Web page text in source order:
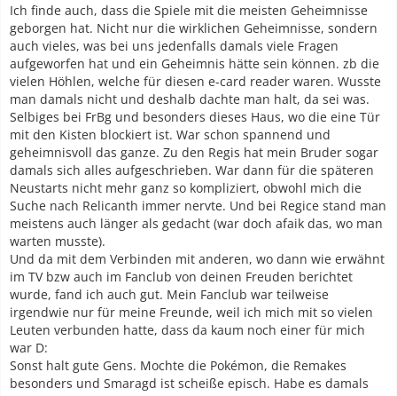
Ich finde auch, dass die Spiele mit die meisten Geheimnisse
geborgen hat. Nicht nur die wirklichen Geheimnisse, sondern
auch vieles, was bei uns jedenfalls damals viele Fragen
aufgeworfen hat und ein Geheimnis hätte sein können. zb die
vielen Höhlen, welche für diesen e-card reader waren. Wusste
man damals nicht und deshalb dachte man halt, da sei was.
Selbiges bei FrBg und besonders dieses Haus, wo die eine Tür
mit den Kisten blockiert ist. War schon spannend und
geheimnisvoll das ganze. Zu den Regis hat mein Bruder sogar
damals sich alles aufgeschrieben. War dann für die späteren
Neustarts nicht mehr ganz so kompliziert, obwohl mich die
Suche nach Relicanth immer nervte. Und bei Regice stand man
meistens auch länger als gedacht (war doch afaik das, wo man
warten musste).
Und da mit dem Verbinden mit anderen, wo dann wie erwähnt
im TV bzw auch im Fanclub von deinen Freuden berichtet
wurde, fand ich auch gut. Mein Fanclub war teilweise
irgendwie nur für meine Freunde, weil ich mich mit so vielen
Leuten verbunden hatte, dass da kaum noch einer für mich
war D:
Sonst halt gute Gens. Mochte die Pokémon, die Remakes
besonders und Smaragd ist scheiße episch. Habe es damals